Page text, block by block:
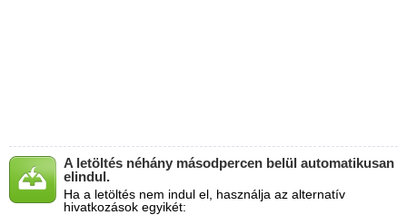
A letöltés néhány másodpercen belül automatikusan
elindul.
Ha a letöltés nem indul el, használja az alternatív
hivatkozások egyikét: